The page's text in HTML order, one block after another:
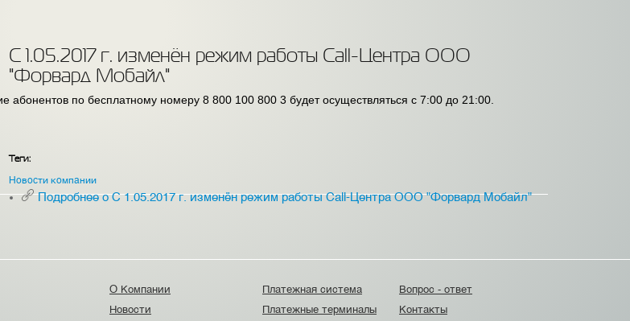
С 1.05.2017 г. изменён режим работы Call-Центра ООО
"Форвард Мобайл"
абонентов по бесплатному номеру 8 800 100 800 3 будет осуществляться с 7:00 до 21:00.
Теги:
Новости компании
Подробнеео С 1.05.2017 г. изменён режим работы Call-Центра ООО "Форвард Мобайл"
О Компании
Новости
Платежная система
Платежные терминалы
Вопрос - ответ
Контакты